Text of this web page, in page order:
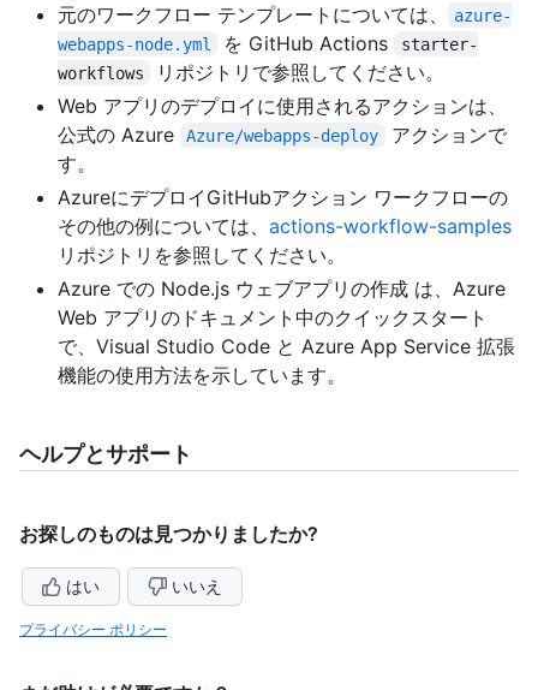
元のワークフロー テンプレートについては、
azure-
webapps-node.yml
を GitHub Actions
starter-
workflows
リポジトリで参照してください。
Web アプリのデプロイに使用されるアクションは、
公式の Azure
Azure/webapps-deploy
アクションで
す。
AzureにデプロイGitHubアクション ワークフローの
その他の例については、 actions-workflow-samples
リポジトリを参照してください。
Azure での Node.js ウェブアプリの作成 は、Azure
Web アプリのドキュメント中のクイックスタート
で、Visual Studio Code と Azure App Service 拡張
機能の使用方法を示しています。
ヘルプとサポート
お探しのものは見つかりましたか?
はい いいえ
プライバシー ポリシー